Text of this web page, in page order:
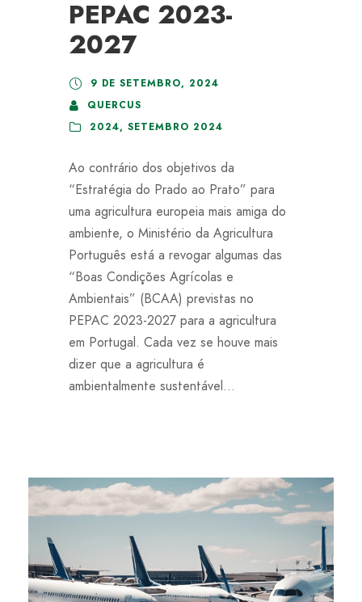
PEPAC 2023-
2027
9 DE SETEMBRO, 2024
QUERCUS
2024, SETEMBRO 2024
Ao contrário dos objetivos da
“Estratégia do Prado ao Prato” para
uma agricultura europeia mais amiga do
ambiente, o Ministério da Agricultura
Português está a revogar algumas das
“Boas Condições Agrícolas e
Ambientais” (BCAA) previstas no
PEPAC 2023-2027 para a agricultura
em Portugal. Cada vez se houve mais
dizer que a agricultura é
ambientalmente sustentável...